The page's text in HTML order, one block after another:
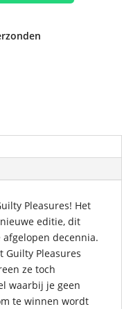
Pleasures! Het
editie, dit
decennia.
Guilty Pleasures
ze toch
waarbij je geen
te winnen wordt